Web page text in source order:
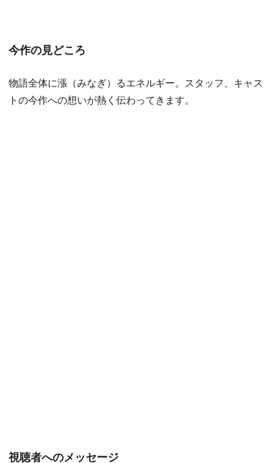
今作の見どころ
物語全体に漲（みなぎ）るエネルギー。スタッフ、キャス
トの今作への想いが熱く伝わってきます。
視聴者へのメッセージ